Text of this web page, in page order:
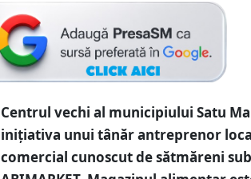
Centrul vechi al municipiului Satu
inițiativa unui tânăr antreprenor
comercial cunoscut de sătmăreni